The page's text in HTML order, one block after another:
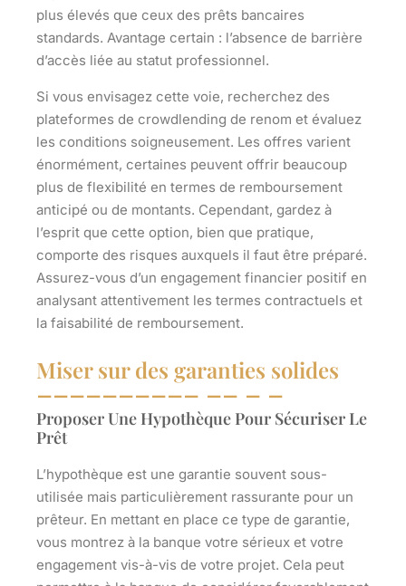
plus élevés que ceux des prêts bancaires
standards. Avantage certain : l’absence de barrière
d’accès liée au statut professionnel.
Si vous envisagez cette voie, recherchez des
plateformes de crowdlending de renom et évaluez
les conditions soigneusement. Les offres varient
énormément, certaines peuvent offrir beaucoup
plus de flexibilité en termes de remboursement
anticipé ou de montants. Cependant, gardez à
l’esprit que cette option, bien que pratique,
comporte des risques auxquels il faut être préparé.
Assurez-vous d’un engagement financier positif en
analysant attentivement les termes contractuels et
la faisabilité de remboursement.
Miser sur des garanties solides
Proposer Une Hypothèque Pour Sécuriser Le
Prêt
L’hypothèque est une garantie souvent sous-
utilisée mais particulièrement rassurante pour un
prêteur. En mettant en place ce type de garantie,
vous montrez à la banque votre sérieux et votre
engagement vis-à-vis de votre projet. Cela peut